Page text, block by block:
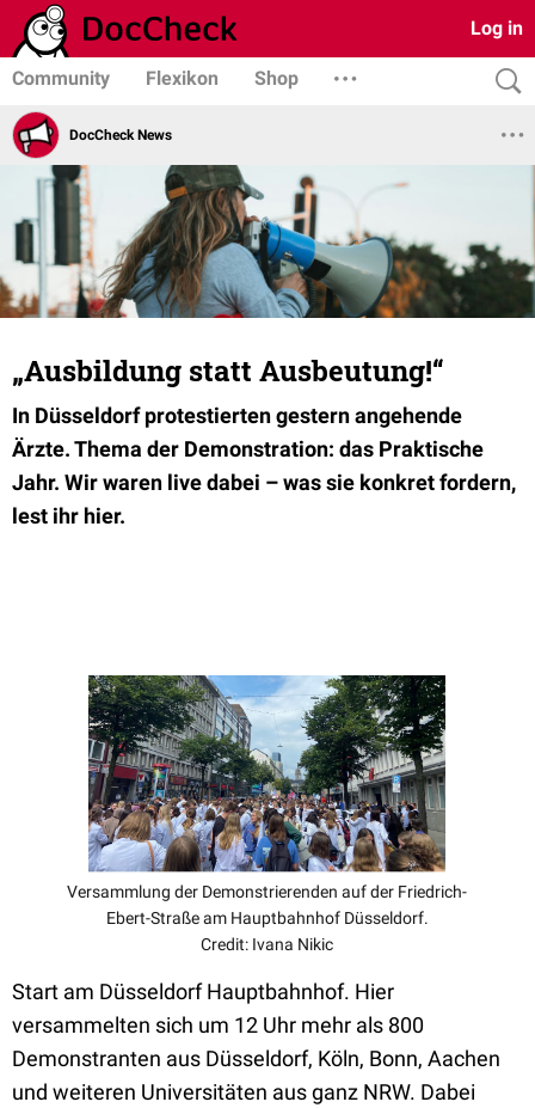
Log in
Community Flexikon Shop
DocCheck News
„Ausbildung statt Ausbeutung!“
In Düsseldorf protestierten gestern angehende
Ärzte. Thema der Demonstration: das Praktische
Jahr. Wir waren live dabei – was sie konkret fordern,
lest ihr hier.
Versammlung der Demonstrierenden auf der Friedrich-
Ebert-Straße am Hauptbahnhof Düsseldorf.
Credit: Ivana Nikic
Start am Düsseldorf Hauptbahnhof. Hier
versammelten sich um 12 Uhr mehr als 800
Demonstranten aus Düsseldorf, Köln, Bonn, Aachen
und weiteren Universitäten aus ganz NRW. Dabei